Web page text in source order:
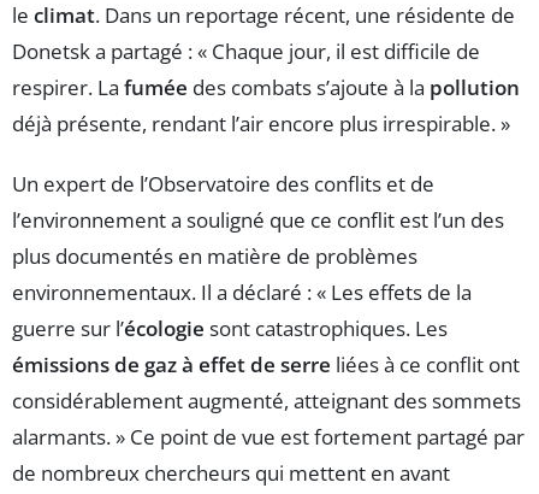
le climat. Dans un reportage récent, une résidente de
Donetsk a partagé : « Chaque jour, il est difficile de
respirer. La fumée des combats s’ajoute à la pollution
déjà présente, rendant l’air encore plus irrespirable. »
Un expert de l’Observatoire des conflits et de
l’environnement a souligné que ce conflit est l’un des
plus documentés en matière de problèmes
environnementaux. Il a déclaré : « Les effets de la
guerre sur l’écologie sont catastrophiques. Les
émissions de gaz à effet de serre liées à ce conflit ont
considérablement augmenté, atteignant des sommets
alarmants. » Ce point de vue est fortement partagé par
de nombreux chercheurs qui mettent en avant